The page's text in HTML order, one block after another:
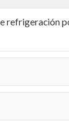
refrigeración